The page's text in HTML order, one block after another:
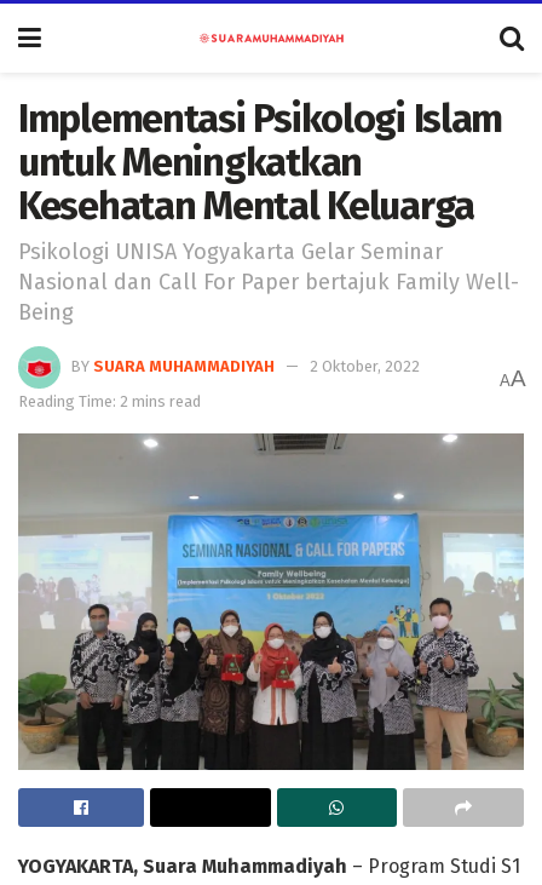
Implementasi Psikologi Islam
untuk Meningkatkan
Kesehatan Mental Keluarga
Psikologi UNISA Yogyakarta Gelar Seminar
Nasional dan Call For Paper bertajuk Family Well-
Being
BY SUARA MUHAMMADIYAH
2 Oktober, 2022
Reading Time: 2 mins read
AA
YOGYAKARTA, Suara Muhammadiyah – Program Studi S1